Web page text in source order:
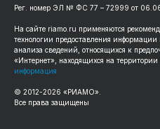
Рег. номер ЭЛ № ФС 77 – 72999 от
На сайте riamo.ru применяются
технологии предоставления
анализа сведений, относящихся к
«Интернет», находящихся на
информация
© 2012-2026 «РИАМО».
Все права защищены